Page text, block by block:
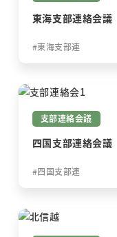
東海支部連絡会議
東海支部連
支部連絡会議
四国支部連絡会議
四国支部連